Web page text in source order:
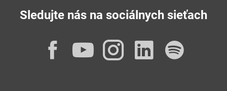
Sledujte nás na sociálnych sieťach
Facebook
YouTube
Instagram